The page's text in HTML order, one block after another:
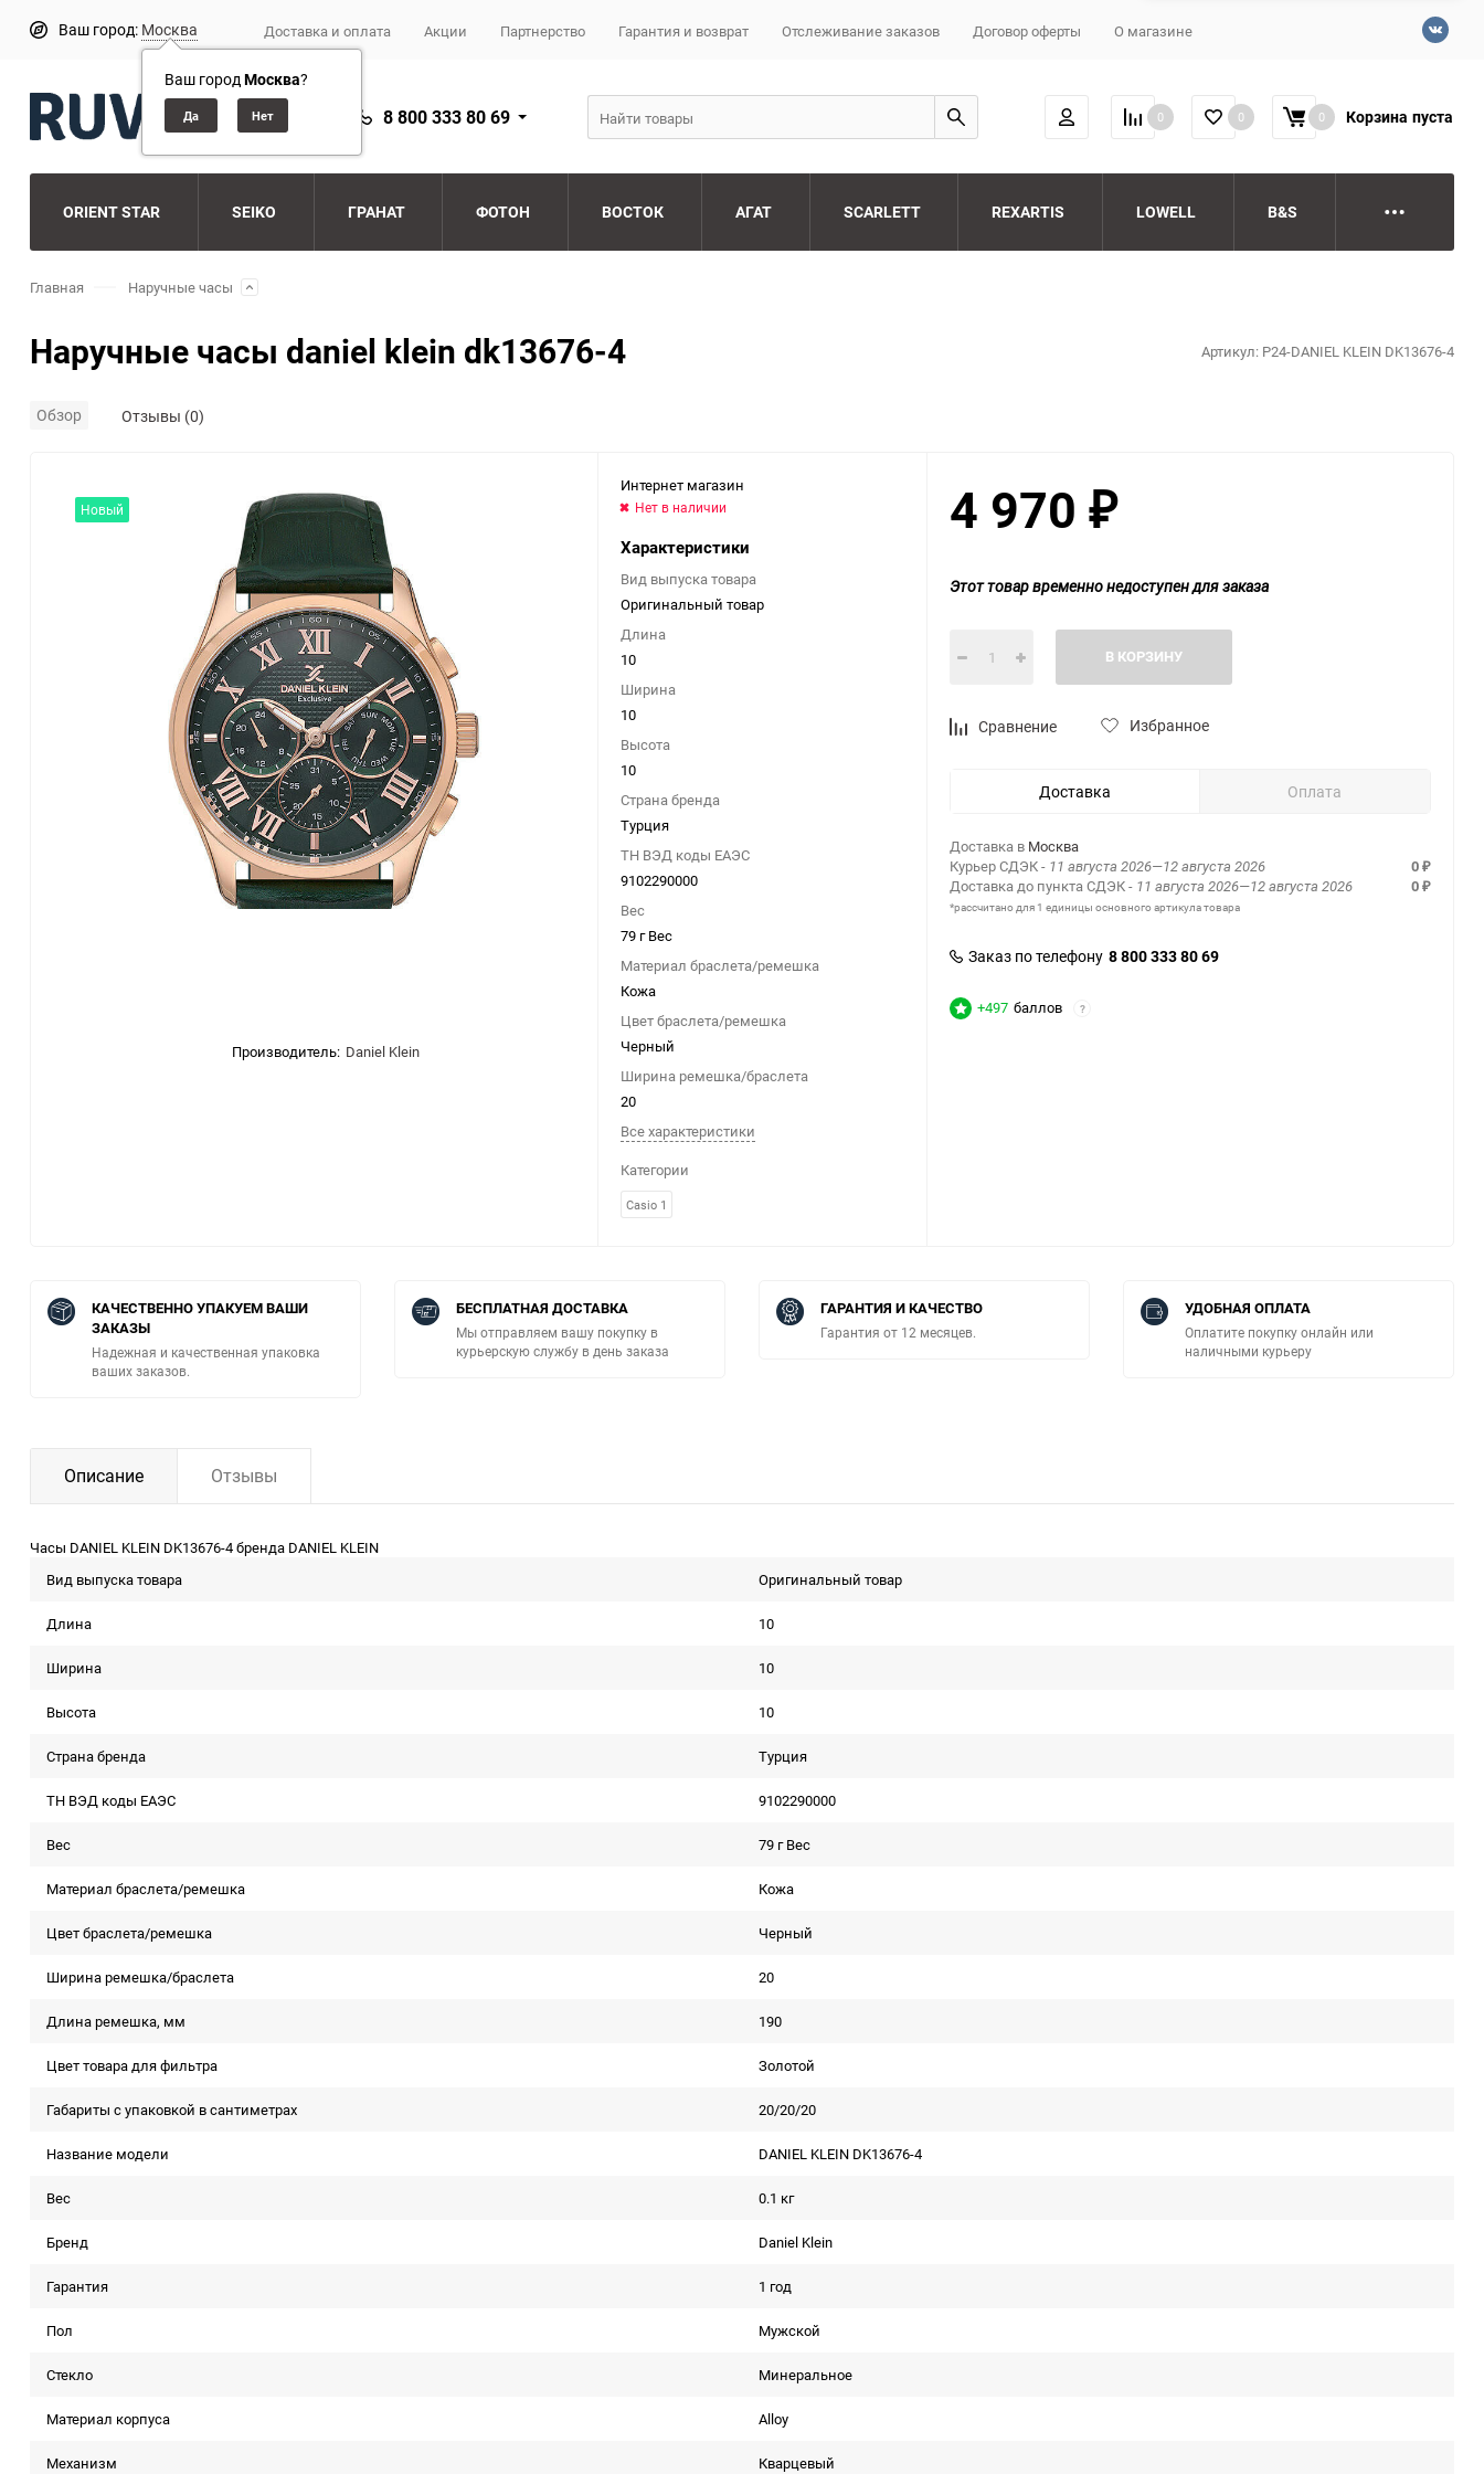
Ваш город: Москва
Ваш городМосква?
Доставка и оплата Акции Партнерство Гарантия и возврат Отслеживание заказов Договор оферты О магазине
8 800 333 80 69 0 0 0 Корзина пуста
ORIENT STAR SEIKO ГРАНАТ ФОТОН ВОСТОК АГАТ SCARLETT REXARTIS LOWELL B&S
Главная Наручные часы
Наручные часы daniel klein dk13676-4 Артикул: P24-DANIEL KLEIN DK13676-4
Обзор Отзывы (0)
Новый
Производитель: Daniel Klein
Интернет магазин
Нет в наличии
Характеристики
Вид выпуска товара
Оригинальный товар
Длина
10
Ширина
10
Высота
10
Страна бренда
Турция
ТН ВЭД коды ЕАЭС
9102290000
Вес
79 г Вес
Материал браслета/ремешка
Кожа
Цвет браслета/ремешка
Черный
Ширина ремешка/браслета
20
Все характеристики
Категории
Casio 1
4 970 ₽
Этот товар временно недоступен для заказа
В КОРЗИНУ
Сравнение Избранное
Доставка Оплата
Доставка в Москва
Курьер СДЭК- 11 августа 2026—12 августа 2026 0 ₽
Доставка до пункта СДЭК- 11 августа 2026—12 августа 2026 0 ₽
*рассчитано для 1 единицы основного артикула товара
Заказ по телефону 8 800 333 80 69
+497 баллов ?
КАЧЕСТВЕННО УПАКУЕМ ВАШИ
ЗАКАЗЫ
Надежная и качественная упаковка
ваших заказов.
БЕСПЛАТНАЯ ДОСТАВКА
Мы отправляем вашу покупку в
курьерскую службу в день заказа
ГАРАНТИЯ И КАЧЕСТВО
Гарантия от 12 месяцев.
УДОБНАЯ ОПЛАТА
Оплатите покупку онлайн или
наличными курьеру
Описание Отзывы
Часы DANIEL KLEIN DK13676-4 бренда DANIEL KLEIN
Вид выпуска товара
Оригинальный товар
Длина 10
Ширина 10
Высота 10
Страна бренда Турция
ТН ВЭД коды ЕАЭС 9102290000
Вес 79 г Вес
Материал браслета/ремешка Кожа
Цвет браслета/ремешка Черный
Ширина ремешка/браслета 20
Длина ремешка, мм 190
Цвет товара для фильтра Золотой
Габариты с упаковкой в сантиметрах 20/20/20
Название модели DANIEL KLEIN DK13676-4
Вес 0.1 кг
Бренд Daniel Klein
Гарантия 1 год
Пол Мужской
Стекло Минеральное
Материал корпуса Alloy
Механизм Кварцевый